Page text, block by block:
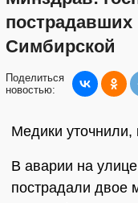
пострадавших
Симбирской
Поделиться
новостью:
Медики уточнили,
В аварии на
пострадали двое